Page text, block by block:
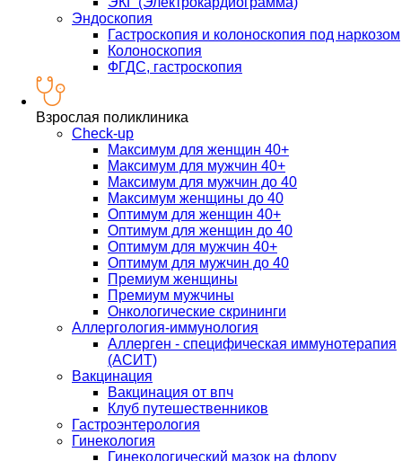
Эндоскопия
Гастроскопия и колоноскопия под наркозом
Колоноскопия
ФГДС, гастроскопия
Взрослая поликлиника
Check-up
Максимум для женщин 40+
Максимум для мужчин 40+
Максимум для мужчин до 40
Максимум женщины до 40
Оптимум для женщин 40+
Оптимум для женщин до 40
Оптимум для мужчин 40+
Оптимум для мужчин до 40
Премиум женщины
Премиум мужчины
Онкологические скрининги
Аллергология-иммунология
Аллерген - специфическая иммунотерапия
(АСИТ)
Вакцинация
Вакцинация от впч
Клуб путешественников
Гастроэнтерология
Гинекология
Гинекологический мазок на флору